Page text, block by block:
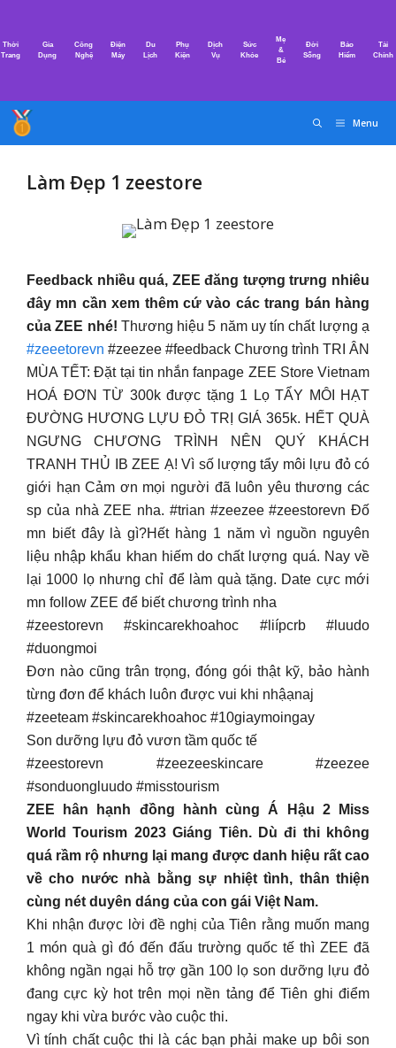
nội
Thời
Trang
Gia
Dụng
Công
Nghệ
Điện
Máy
Du
Lịch
Phụ
Kiện
Dịch
Vụ
Sức
Khỏe
Mẹ
&
Bé
Đời
Sống
Bảo
Hiểm
Tài
Chính
Menu
Làm Đẹp 1 zeestore
Feedback nhiều quá, ZEE đăng tượng trưng nhiêu
đây mn cần xem thêm cứ vào các trang bán hàng
của ZEE nhé! Thương hiệu 5 năm uy tín chất lượng ạ
#zeeetorevn #zeezee #feedback Chương trình TRI ÂN
MÙA TẾT: Đặt tại tin nhắn fanpage ZEE Store Vietnam
HOÁ ĐƠN TỪ 300k được tặng 1 Lọ TẨY MÔI HẠT
ĐƯỜNG HƯƠNG LỰU ĐỎ TRỊ GIÁ 365k. HẾT QUÀ
NGƯNG CHƯƠNG TRÌNH NÊN QUÝ KHÁCH
TRANH THỦ IB ZEE Ạ! Vì số lượng tẩy môi lựu đỏ có
giới hạn Cảm ơn mọi người đã luôn yêu thương các
sp của nhà ZEE nha. #trian #zeezee #zeestorevn Đố
mn biết đây là gì?Hết hàng 1 năm vì nguồn nguyên
liệu nhập khẩu khan hiếm do chất lượng quá. Nay về
lại 1000 lọ nhưng chỉ để làm quà tặng. Date cực mới
mn follow ZEE để biết chương trình nha
#zeestorevn #skincarekhoahoc #liípcrb #luudo
#duongmoi
Đơn nào cũng trân trọng, đóng gói thật kỹ, bảo hành
từng đơn để khách luôn được vui khi nhậạnaj
#zeeteam #skincarekhoahoc #10giaymoingay
Son dưỡng lựu đỏ vươn tầm quốc tế
#zeestorevn #zeezeeskincare #zeezee
#sonduongluudo #misstourism
ZEE hân hạnh đồng hành cùng Á Hậu 2 Miss
World Tourism 2023 Giáng Tiên. Dù đi thi không
quá rầm rộ nhưng lại mang được danh hiệu rất cao
về cho nước nhà bằng sự nhiệt tình, thân thiện
cùng nét duyên dáng của con gái Việt Nam.
Khi nhận được lời đề nghị của Tiên rằng muốn mang
1 món quà gì đó đến đấu trường quốc tế thì ZEE đã
không ngần ngại hỗ trợ gần 100 lọ son dưỡng lựu đỏ
đang cực kỳ hot trên mọi nền tảng để Tiên ghi điểm
ngay khi vừa bước vào cuộc thi.
Vì tính chất cuộc thi là các bạn phải make up bôi son